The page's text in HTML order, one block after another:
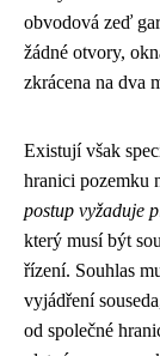
obvodová zeď
žádné otvory,
zkrácena na dva
Existují však
hranici pozemku
postup vyžaduje
který musí být
řízení. Souhlas
vyjádření
od společné